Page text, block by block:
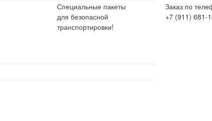
Специальные пакеты
для безопасной
транспортировки!
Заказ по
+7 (911) 681-